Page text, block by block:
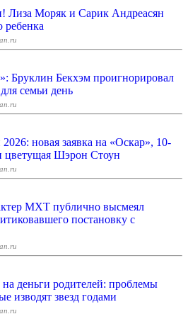
Лиза Моряк и Сарик Андреасян
ребенка
Бруклин Бекхэм проигнорировал
семьи день
новая заявка на «Оскар», 10-
цветущая Шэрон Стоун
МХТ публично высмеял
постановку с
деньги родителей: проблемы
изводят звезд годами